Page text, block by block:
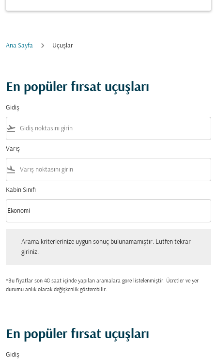
Ana Sayfa Uçuşlar
En popüler fırsat uçuşları
Gidiş
flight_takeoff
Varış
flight_land
Kabin Sınıfı
Kabin Sınıfı option Ekonomi Selected
Ekonomi
keyboard_arrow_down
Arama kriterlerinize uygun sonuç bulunamamıştır. Lutfen tekrar
giriniz.
*Bu fiyatlar son 48 saat içinde yapılan aramalara gore listelenmiştir. Ücretler ve yer
durumu anlık olarak değişkenlik gösterebilir.
En popüler fırsat uçuşları
Gidiş